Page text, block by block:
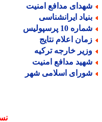
مدافع امنیت
ایرانشناسی
10 پرسپولیس
اعلام نتایج
خارجه ترکیه
مدافع امنیت
اسلامی شهر